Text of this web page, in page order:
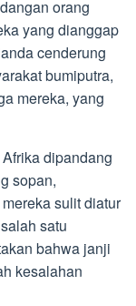
orang
yang dianggap
cenderung
bumiputra,
mereka, yang
dipandang
sopan,
sulit diatur
satu
bahwa janji
kesalahan